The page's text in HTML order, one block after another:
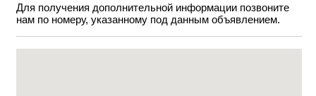
Для получения дополнительной информации позвоните
нам по номеру, указанному под данным объявлением.